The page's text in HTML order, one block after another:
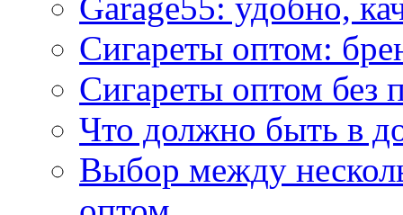
Garage55: удобно,
Сигареты оптом:
Сигареты оптом без
Что должно быть в
Выбор между